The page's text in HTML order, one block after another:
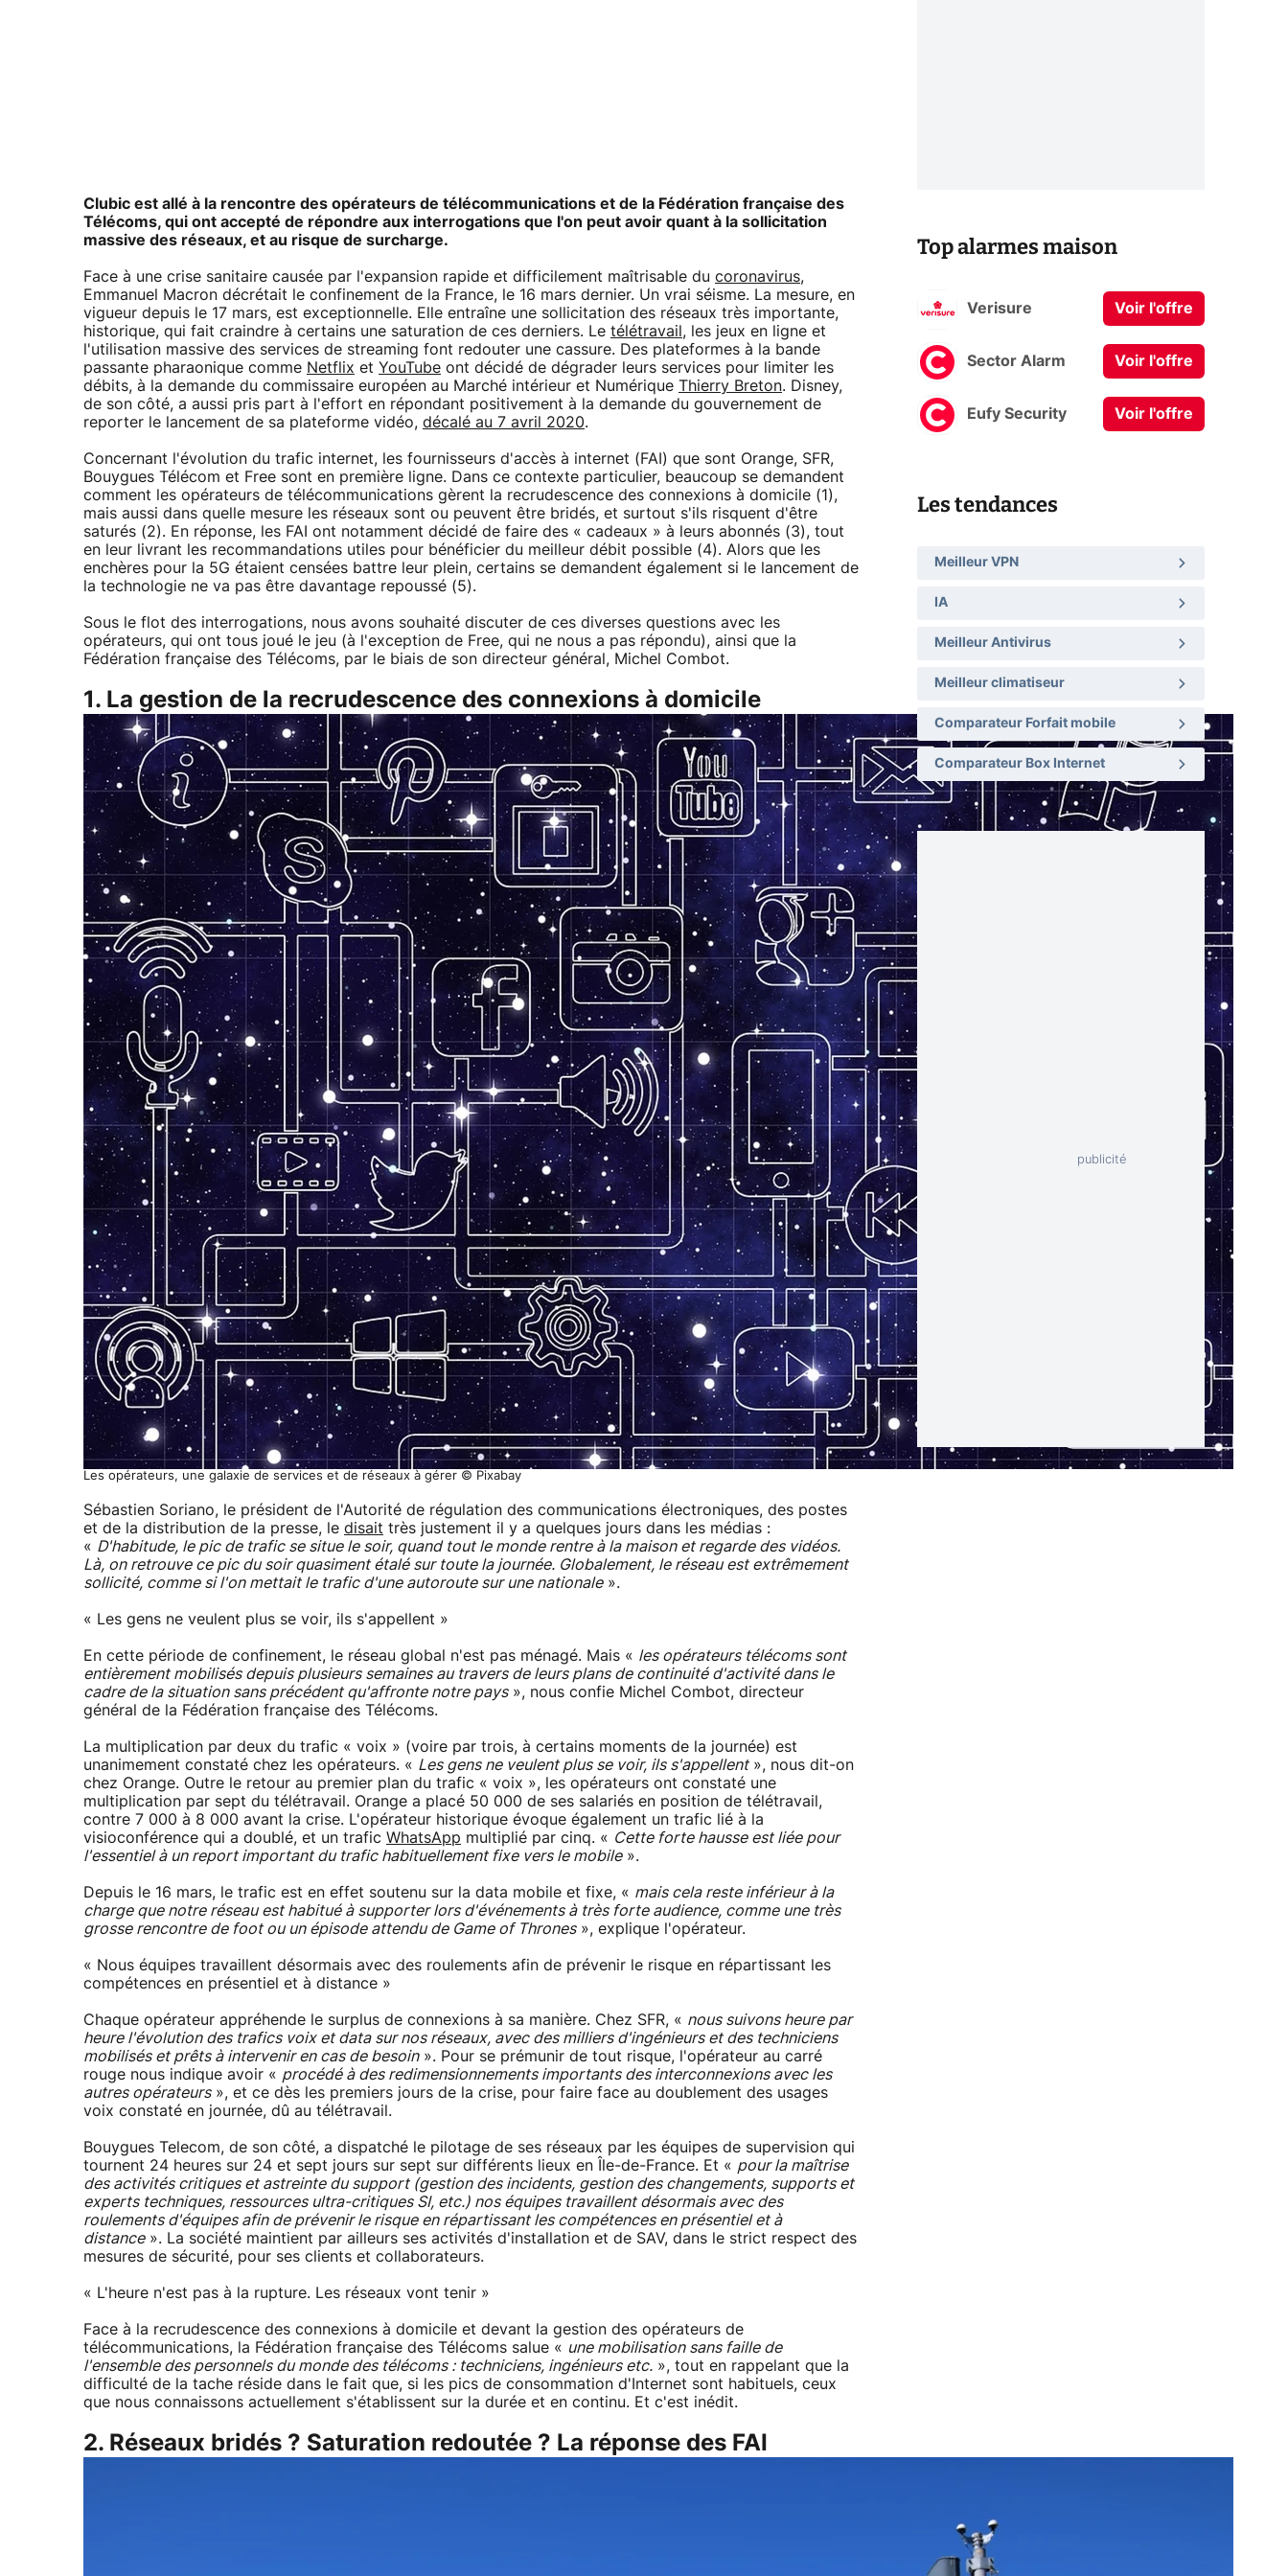
Clubic est allé à la rencontre des opérateurs de télécommunications et de la Fédération française des
Télécoms, qui ont accepté de répondre aux interrogations que l'on peut avoir quant à la sollicitation
massive des réseaux, et au risque de surcharge.
Face à une crise sanitaire causée par l'expansion rapide et difficilement maîtrisable du coronavirus,
Emmanuel Macron décrétait le confinement de la France, le 16 mars dernier. Un vrai séisme. La mesure, en
vigueur depuis le 17 mars, est exceptionnelle. Elle entraîne une sollicitation des réseaux très importante,
historique, qui fait craindre à certains une saturation de ces derniers. Le télétravail , les jeux en ligne et
l'utilisation massive des services de streaming font redouter une cassure. Des plateformes à la bande
passante pharaonique comme Netflix et YouTube ont décidé de dégrader leurs services pour limiter les
débits, à la demande du commissaire européen au Marché intérieur et Numérique Thierry Breton. Disney,
de son côté, a aussi pris part à l'effort en répondant positivement à la demande du gouvernement de
reporter le lancement de sa plateforme vidéo, décalé au 7 avril 2020.
Concernant l'évolution du trafic internet, les fournisseurs d'accès à internet (FAI) que sont Orange, SFR,
Bouygues Télécom et Free sont en première ligne. Dans ce contexte particulier, beaucoup se demandent
comment les opérateurs de télécommunications gèrent la recrudescence des connexions à domicile (1),
mais aussi dans quelle mesure les réseaux sont ou peuvent être bridés, et surtout s'ils risquent d'être
saturés (2). En réponse, les FAI ont notamment décidé de faire des « cadeaux » à leurs abonnés (3), tout
en leur livrant les recommandations utiles pour bénéficier du meilleur débit possible (4). Alors que les
enchères pour la 5G étaient censées battre leur plein, certains se demandent également si le lancement de
la technologie ne va pas être davantage repoussé (5).
Sous le flot des interrogations, nous avons souhaité discuter de ces diverses questions avec les
opérateurs, qui ont tous joué le jeu (à l'exception de Free, qui ne nous a pas répondu), ainsi que la
Fédération française des Télécoms, par le biais de son directeur général, Michel Combot.
1. La gestion de la recrudescence des connexions à domicile
Les opérateurs, une galaxie de services et de réseaux à gérer © Pixabay
Sébastien Soriano, le président de l'Autorité de régulation des communications électroniques, des postes
et de la distribution de la presse, le disait très justement il y a quelques jours dans les médias :
« D'habitude, le pic de trafic se situe le soir, quand tout le monde rentre à la maison et regarde des vidéos.
Là, on retrouve ce pic du soir quasiment étalé sur toute la journée. Globalement, le réseau est extrêmement
sollicité, comme si l'on mettait le trafic d'une autoroute sur une nationale».
« Les gens ne veulent plus se voir, ils s'appellent »
En cette période de confinement, le réseau global n'est pas ménagé. Mais « les opérateurs télécoms sont
entièrement mobilisés depuis plusieurs semaines au travers de leurs plans de continuité d'activité dans le
cadre de la situation sans précédent qu'affronte notre pays», nous confie Michel Combot, directeur
général de la Fédération française des Télécoms.
La multiplication par deux du trafic « voix » (voire par trois, à certains moments de la journée) est
unanimement constaté chez les opérateurs. « Les gens ne veulent plus se voir, ils s'appellent», nous dit-on
chez Orange. Outre le retour au premier plan du trafic « voix », les opérateurs ont constaté une
multiplication par sept du télétravail. Orange a placé 50 000 de ses salariés en position de télétravail,
contre 7 000 à 8 000 avant la crise. L'opérateur historique évoque également un trafic lié à la
visioconférence qui a doublé, et un trafic WhatsApp multiplié par cinq. « Cette forte hausse est liée pour
l'essentiel à un report important du trafic habituellement fixe vers le mobile».
Depuis le 16 mars, le trafic est en effet soutenu sur la data mobile et fixe, « mais cela reste inférieur à la
charge que notre réseau est habitué à supporter lors d'événements à très forte audience, comme une très
grosse rencontre de foot ou un épisode attendu de Game of Thrones», explique l'opérateur.
« Nous équipes travaillent désormais avec des roulements afin de prévenir le risque en répartissant les
compétences en présentiel et à distance »
Chaque opérateur appréhende le surplus de connexions à sa manière. Chez SFR, « nous suivons heure par
heure l'évolution des trafics voix et data sur nos réseaux, avec des milliers d'ingénieurs et des techniciens
mobilisés et prêts à intervenir en cas de besoin». Pour se prémunir de tout risque, l'opérateur au carré
rouge nous indique avoir « procédé à des redimensionnements importants des interconnexions avec les
autres opérateurs», et ce dès les premiers jours de la crise, pour faire face au doublement des usages
voix constaté en journée, dû au télétravail.
Bouygues Telecom, de son côté, a dispatché le pilotage de ses réseaux par les équipes de supervision qui
tournent 24 heures sur 24 et sept jours sur sept sur différents lieux en Île-de-France. Et « pour la maîtrise
des activités critiques et astreinte du support (gestion des incidents, gestion des changements, supports et
experts techniques, ressources ultra-critiques SI, etc.) nos équipes travaillent désormais avec des
roulements d'équipes afin de prévenir le risque en répartissant les compétences en présentiel et à
distance». La société maintient par ailleurs ses activités d'installation et de SAV, dans le strict respect des
mesures de sécurité, pour ses clients et collaborateurs.
« L'heure n'est pas à la rupture. Les réseaux vont tenir »
Face à la recrudescence des connexions à domicile et devant la gestion des opérateurs de
télécommunications, la Fédération française des Télécoms salue « une mobilisation sans faille de
l'ensemble des personnels du monde des télécoms : techniciens, ingénieurs etc. », tout en rappelant que la
difficulté de la tache réside dans le fait que, si les pics de consommation d'Internet sont habituels, ceux
que nous connaissons actuellement s'établissent sur la durée et en continu. Et c'est inédit.
2. Réseaux bridés ? Saturation redoutée ? La réponse des FAI
Top alarmes maison
Verisure Voir l'offre
Sector Alarm Voir l'offre
Eufy Security Voir l'offre
Les tendances
Meilleur VPN
IA
Meilleur Antivirus
Meilleur climatiseur
Comparateur Forfait mobile
Comparateur Box Internet